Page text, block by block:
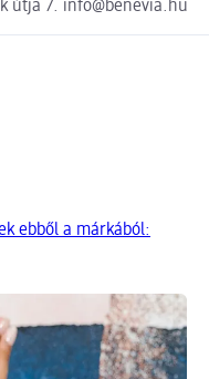
útja 7. info@benevia.hu
ebből a márkából: